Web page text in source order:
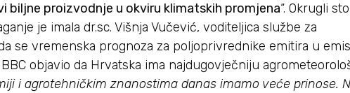
biljne proizvodnje u okviru klimatskih promjena“. Okrugli
je imala dr.sc. Višnja Vučević, voditeljica službe za
se vremenska prognoza za poljoprivrednike emitira u
objavio da Hrvatska ima najdugovječniju
i agrotehničkim znanostima danas imamo veće prinose.